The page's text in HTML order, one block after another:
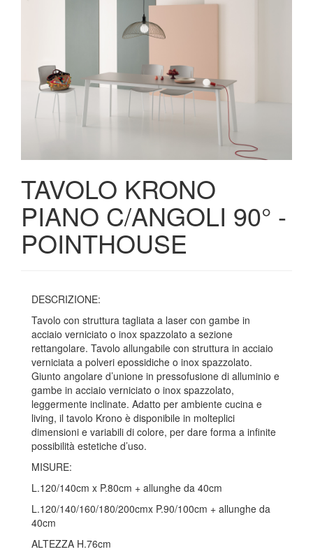
TAVOLO KRONO
PIANO C/ANGOLI 90° -
POINTHOUSE
DESCRIZIONE:
Tavolo con struttura tagliata a laser con gambe in
acciaio verniciato o inox spazzolato a sezione
rettangolare. Tavolo allungabile con struttura in acciaio
verniciata a polveri epossidiche o inox spazzolato.
Giunto angolare d’unione in pressofusione di alluminio e
gambe in acciaio verniciato o inox spazzolato,
leggermente inclinate. Adatto per ambiente cucina e
living, il tavolo Krono è disponibile in molteplici
dimensioni e variabili di colore, per dare forma a infinite
possibilità estetiche d’uso.
MISURE:
L.120/140cm x P.80cm + allunghe da 40cm
L.120/140/160/180/200cmx P.90/100cm + allunghe da
40cm
ALTEZZA H.76cm